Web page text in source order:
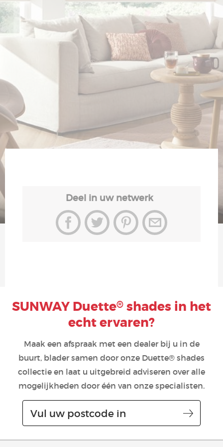
Deel in uw netwerk
SUNWAY Duette® shades in het
echt ervaren?
Maak een afspraak met een dealer bij u in de
buurt, blader samen door onze Duette® shades
collectie en laat u uitgebreid adviseren over alle
mogelijkheden door één van onze specialisten.
Veiligheid
Contact